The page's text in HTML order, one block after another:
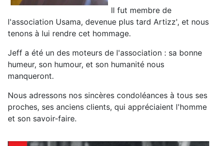
Il fut membre de
l'association Usama, devenue plus tard Artizz', et nous
tenons à lui rendre cet hommage.
Jeff a été un des moteurs de l'association : sa bonne
humeur, son humour, et son humanité nous
manqueront.
Nous adressons nos sincères condoléances à tous ses
proches, ses anciens clients, qui appréciaient l'homme
et son savoir-faire.